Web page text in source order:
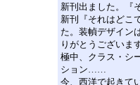
新刊出ました。『
新刊『それはどこ
た。装幀デザイン
りがとうございます
極中、クラス・シ
ション……
今、西洋で起きて